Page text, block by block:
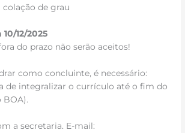
de grau
12/2025
do prazo não serão aceitos!
como concluinte, é necessário:
de integralizar o currículo até o fim do
BOA).
a secretaria. E-mail: